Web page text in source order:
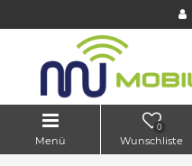
Menü
0
Wunschliste